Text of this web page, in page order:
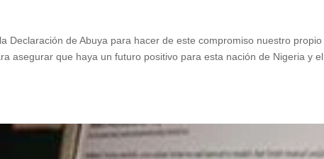
Declaración de Abuya para hacer de este compromiso nuestro propio
asegurar que haya un futuro positivo para esta nación de Nigeria y el